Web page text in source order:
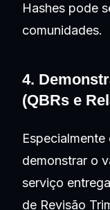
Hashes pode
comunidades.
4.
(QBRs e
demonstrar o
serviço
de Revisão